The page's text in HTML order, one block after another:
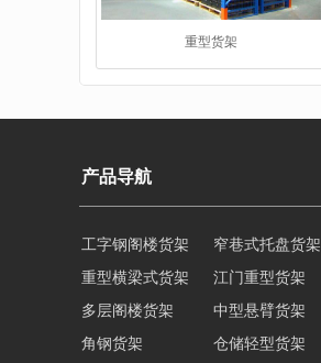
重型货架
堆垛架
产品导航
工字钢阁楼货架 窄巷式托盘货架
重型横梁式货架
江门重型货架
多层阁楼货架
中型悬臂货架
角钢货架
仓储轻型货架